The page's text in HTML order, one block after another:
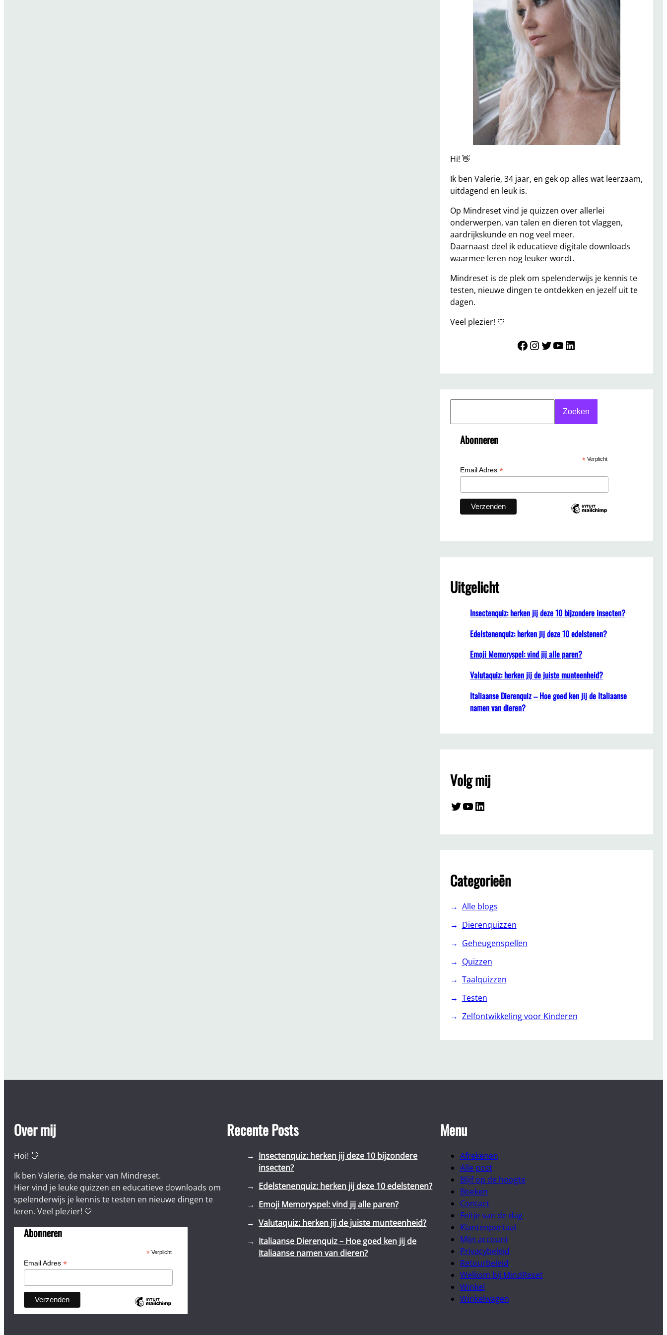
Hi! 👋
Ik ben Valerie, 34 jaar, en gek op alles wat leerzaam,
uitdagend en leuk is.
Op Mindreset vind je quizzen over allerlei
onderwerpen, van talen en dieren tot vlaggen,
aardrijkskunde en nog veel meer.
Daarnaast deel ik educatieve digitale downloads
waarmee leren nog leuker wordt.
Mindreset is de plek om spelenderwijs je kennis te
testen, nieuwe dingen te ontdekken en jezelf uit te
dagen.
Veel plezier! 🤍
Mindreset InstagramTwitter YouTube LinkedIn
Zoeken
Abonneren
* Verplicht
Email Adres *
Uitgelicht
Insectenquiz: herken jij deze 10 bijzondere insecten?
Edelstenenquiz: herken jij deze 10 edelstenen?
Emoji Memoryspel: vind jij alle paren?
Valutaquiz: herken jij de juiste munteenheid?
Italiaanse Dierenquiz – Hoe goed ken jij de Italiaanse
namen van dieren?
Volg mij
Twitter YouTube LinkedIn
Categorieën
Alle blogs
Dierenquizzen
Geheugenspellen
Quizzen
Taalquizzen
Testen
Zelfontwikkeling voor Kinderen
Over mij
Hoi! 👋
Ik ben Valerie, de maker van Mindreset.
Hier vind je leuke quizzen en educatieve downloads om
spelenderwijs je kennis te testen en nieuwe dingen te
leren. Veel plezier! 🤍
Abonneren
*Verplicht
Email Adres *
Recente Posts
Insectenquiz: herken jij deze 10 bijzondere
insecten?
Edelstenenquiz: herken jij deze 10 edelstenen?
Emoji Memoryspel: vind jij alle paren?
Valutaquiz: herken jij de juiste munteenheid?
Italiaanse Dierenquiz – Hoe goed ken jij de
Italiaanse namen van dieren?
Menu
Afrekenen
Alle post
Blijf op de hoogte
Boeken
Contact
Feitje van de dag
Klantenportaal
Mijn account
Privacybeleid
Retourbeleid
Welkom bij MindReset
Winkel
Winkelwagen